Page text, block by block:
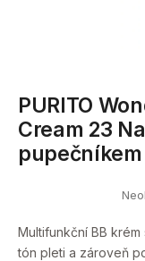
produktu
je
0,0
PURITO
Cream 23
Multifunkční BB
tón pleti a zároveň
t
?